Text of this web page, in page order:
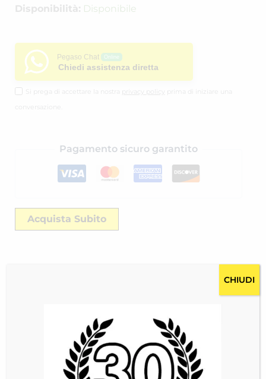
Disponibilità: Disponibile
Pegaso Chat
Chiedi assistenza diretta
Si prega di accettare la nostra privacy policy
prima di iniziare una
Pagamento sicuro garantito
Acquista Subito
CHIUDI